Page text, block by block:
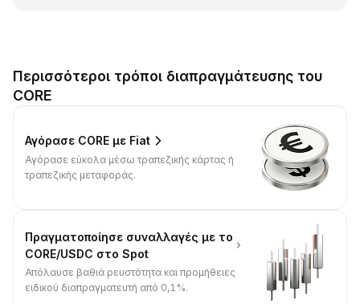
Περισσότεροι τρόποι διαπραγμάτευσης του
CORE
Αγόρασε CORE με Fiat
Αγόρασε εύκολα μέσω τραπεζικής κάρτας ή
τραπεζικής μεταφοράς.
Πραγματοποίησε συναλλαγές με το
CORE/USDC στο Spot
Απόλαυσε βαθιά ρευστότητα και προμήθειες
ειδικού διαπραγματευτή από 0,1%.